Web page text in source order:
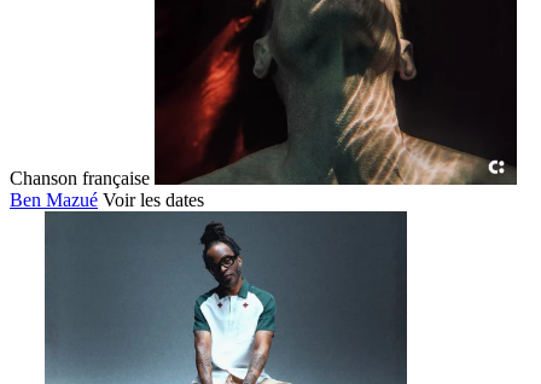
Chanson française
Ben Mazué Voir les dates